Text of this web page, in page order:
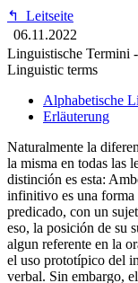
↰
Leitseite
06.11.2022
Linguistische Termini -
Linguistic terms
Alphabetische
Erläuterung
Naturalmente la
la misma en todas las
distinción es esta:
infinitivo es una forma
predicado, con un
eso, la posición de su
algun referente en la
el uso prototípico del
verbal. Sin embargo,